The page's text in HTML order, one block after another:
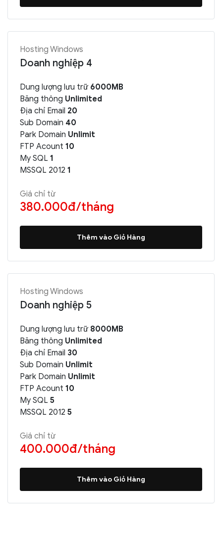
Hosting Windows
Doanh nghiệp 4
Dung lượng lưu trữ 6000MB
Băng thông Unlimited
Địa chỉ Email 20
Sub Domain 40
Park Domain Unlimit
FTP Acount 10
My SQL 1
MSSQL 2012 1
Giá chỉ từ
380.000đ/tháng
Thêm vào Giỏ Hàng
Hosting Windows
Doanh nghiệp 5
Dung lượng lưu trữ 8000MB
Băng thông Unlimited
Địa chỉ Email 30
Sub Domain Unlimit
Park Domain Unlimit
FTP Acount 10
My SQL 5
MSSQL 2012 5
Giá chỉ từ
400.000đ/tháng
Thêm vào Giỏ Hàng